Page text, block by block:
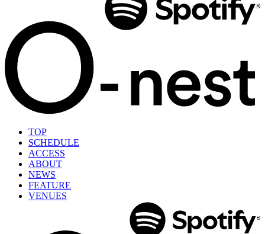
TOP
SCHEDULE
ACCESS
ABOUT
NEWS
FEATURE
VENUES